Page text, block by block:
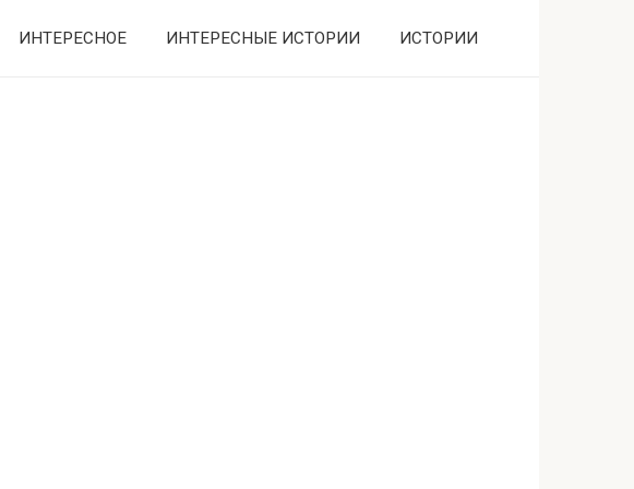
ИНТЕРЕСНОЕ ИНТЕРЕСНЫЕ ИСТОРИИ ИСТОРИИ